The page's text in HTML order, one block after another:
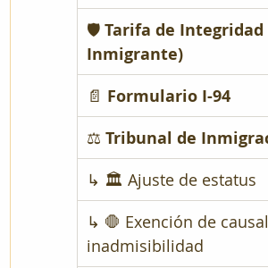
🛡 Tarifa de Integridad
Inmigrante)
📄 Formulario I-94
⚖️ Tribunal de
↳ 🏛 Ajuste de estatus
↳ 🛑 Exención de
inadmisibilidad